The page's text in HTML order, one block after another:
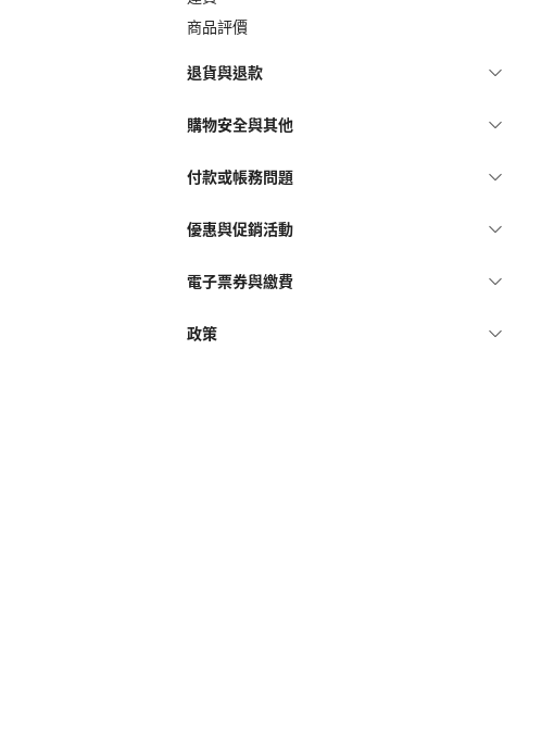
商品評價
退貨與退款
購物安全與其他
付款或帳務問題
優惠與促銷活動
電子票券與繳費
政策